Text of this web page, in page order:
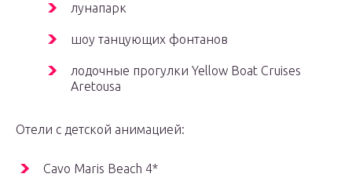
лунапарк
шоу танцующих фонтанов
лодочные прогулки Yellow Boat Cruises
Aretousa
Отели с детской анимацией:
Cavo Maris Beach 4*